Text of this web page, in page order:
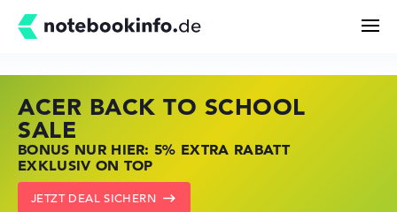
ACER BACK TO SCHOOL
SALE
BONUS NUR HIER: 5% EXTRA RABATT
EXKLUSIV ON TOP
JETZT DEAL SICHERN
HP STORE SSV DEALS
JETZT ZUGREIFEN: NOTEBOOKS BEI HP
KRÄFTIG REDUZIERT
ZU DEN HP ANGEBOTEN
LENOVO LAPTOP DEALS
NOTEBOOKS BEI LENOVO JETZT
KRÄFTIG REDUZIERT
LENOVO DEALS ZEIGEN